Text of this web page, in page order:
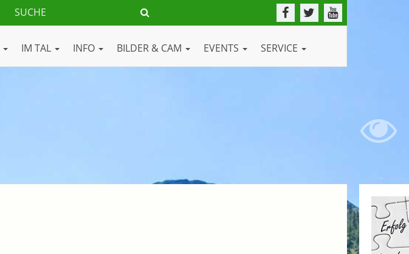
IM TAL INFO BILDER & CAM EVENTS SERVICE